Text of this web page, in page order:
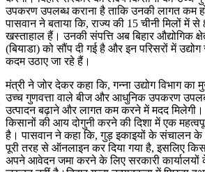
उपकरण उपलब्ध कराना है ताकि उनकी लागत कम
पासवान ने बताया कि, राज्य की 15 चीनी मिलों
खस्ताहाल हैं। उनकी संपत्ति अब बिहार औद्योगिक
(बियाडा) को सौंप दी गई है और इन परिसरों में
कदम उठाए जा रहे हैं।
मंत्री ने जोर देकर कहा कि, गन्ना उद्योग विभाग का
उच्च गुणवत्ता वाले बीज और आधुनिक उपकरण
उत्पादन बढ़ाने और लागत कम करने में मदद मिलेगी।
किसानों की आय दोगुनी करने की दिशा में एक
है। पासवान ने कहा कि, गुड़ इकाइयों के संचालन के
पूरी तरह से ऑनलाइन कर दिया गया है, इसलिए
अपने आवेदन जमा करने के लिए सरकारी